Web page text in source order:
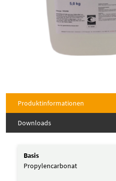
Produktinformationen
Downloads
Basis
Propylencarbonat